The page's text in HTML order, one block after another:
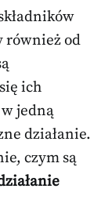
również od
ich
w jedną
działanie.
czym są